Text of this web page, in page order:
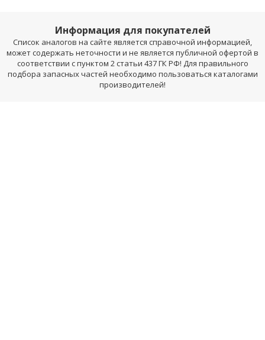
Информация для покупателей
Список аналогов на сайте является справочной информацией,
может содержать неточности и не является публичной офертой в
соответствии с пунктом 2 статьи 437 ГК РФ! Для правильного
подбора запасных частей необходимо пользоваться каталогами
производителей!